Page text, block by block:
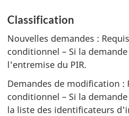
Classification
Nouvelles demandes :
conditionnel – Si la
l'entremise du PIR.
Demandes de modification :
conditionnel – Si la
la liste des identificateurs